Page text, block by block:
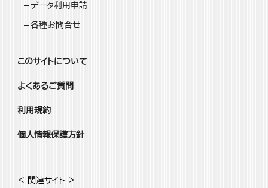
データ利用申請
各種お問合せ
このサイトについて
よくあるご質問
利用規約
個人情報保護方針
< 関連サイト >